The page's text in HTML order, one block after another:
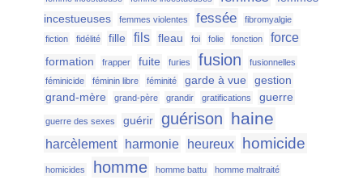
incestueuses
femmes violentes fessée
fibromyalgie
fiction
fidélité fille fils fleau foi folie fonction force
formation frapper fuite furies fusion
fusionnelles
féminicide
féminin libre féminité garde à vue
gestion
grand-mère
grand-père grandir gratifications guerre
guerre des sexes guérir guérison haine
harcèlement harmonie heureux homicide
homicides homme homme battu homme maltraité